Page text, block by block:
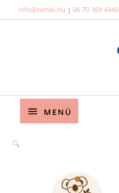
to
info@temiti.hu | 06 70 369 4340
Below
MENÜ
🔍